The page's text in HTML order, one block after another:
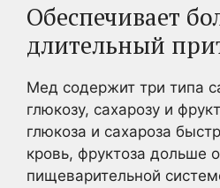
Обеспечивает
длительный
Мед содержит три типа
глюкозу, сахарозу и
глюкоза и сахароза
кровь, фруктоза дольше
пищеварительной